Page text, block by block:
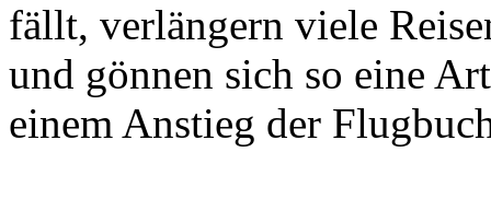
fällt, verlängern viele
und gönnen sich so eine
einem Anstieg der